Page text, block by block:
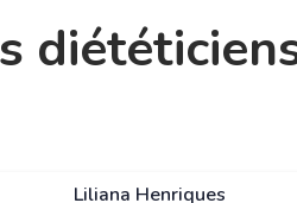
Liliana Henriques